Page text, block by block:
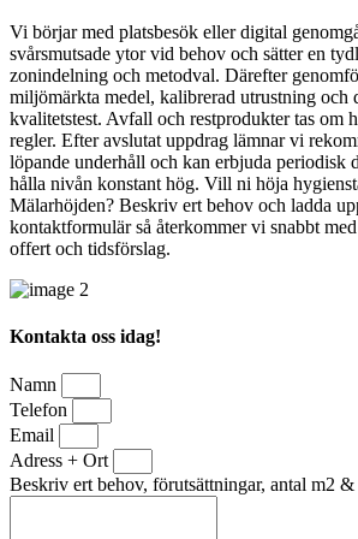
Vi börjar med platsbesök eller digital
svårsmutsade ytor vid behov och sätter en
zonindelning och metodval. Därefter
miljömärkta medel, kalibrerad utrustning och
kvalitetstest. Avfall och restprodukter tas om
regler. Efter avslutat uppdrag lämnar vi
löpande underhåll och kan erbjuda periodisk
hålla nivån konstant hög. Vill ni höja
Mälarhöjden? Beskriv ert behov och ladda
kontaktformulär så återkommer vi snabbt
offert och tidsförslag.
Kontakta oss idag!
Namn
Telefon
Email
Adress + Ort
Beskriv ert behov, förutsättningar, antal m2 &